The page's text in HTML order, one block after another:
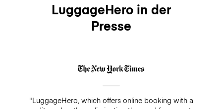
LuggageHero in der
Presse
"LuggageHero, which offers online booking with a